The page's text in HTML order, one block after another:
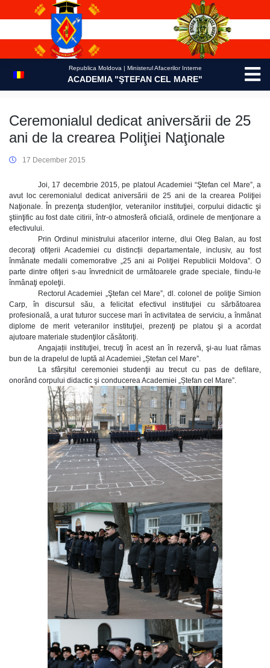
Republica Moldova | Ministerul Afacerilor Interne
ACADEMIA "ŞTEFAN CEL MARE"
Ceremonialul dedicat aniversării de 25
ani de la crearea Poliţiei Naţionale
17 December 2015
Joi, 17 decembrie 2015, pe platoul Academiei “Ştefan cel Mare”, a
avut loc ceremonialul dedicat aniversării de 25 ani de la crearea Poliţiei
Naţionale. În prezenţa studenţilor, veteranilor instituţiei, corpului didactic şi
ştiinţific au fost date citirii, într-o atmosferă oficială, ordinele de menţionare a
efectivului.
Prin Ordinul ministrului afacerilor interne, dlui Oleg Balan, au fost
decoraţi ofiţerii Academiei cu distincții departamentale, inclusiv, au fost
înmânate medalii comemorative „25 ani ai Poliţiei Republicii Moldova”. O
parte dintre ofiţeri s-au învrednicit de următoarele grade speciale, fiindu-le
înmânaţi epoleţii.
Rectorul Academiei „Ştefan cel Mare”, dl. colonel de poliţie Simion
Carp, în discursul său, a felicitat efectivul instituţiei cu sărbătoarea
profesională, a urat tuturor succese mari în activitatea de serviciu, a înmânat
diplome de merit veteranilor instituţiei, prezenţi pe platou şi a acordat
ajutoare materiale studenţilor căsătoriţi.
Angajații instituţiei, trecuţi în acest an în rezervă, şi-au luat rămas
bun de la drapelul de luptă al Academiei „Ștefan cel Mare”.
La sfârșitul ceremoniei studenţii au trecut cu pas de defilare,
onorând corpului didactic şi conducerea Academiei „Ștefan cel Mare”.